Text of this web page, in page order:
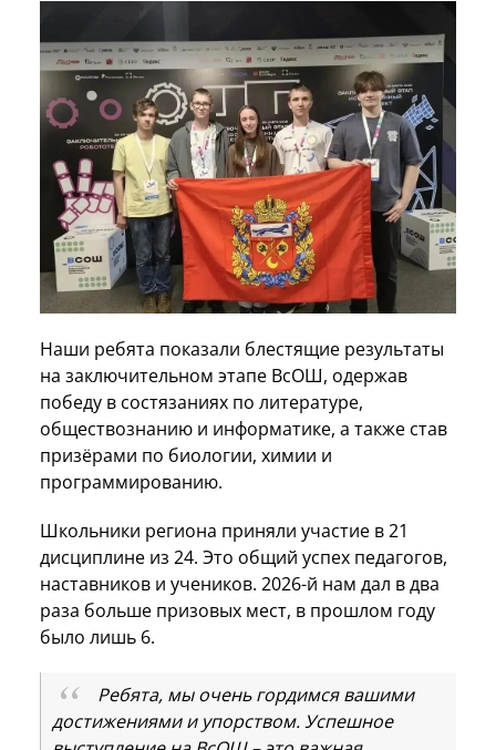
Наши ребята показали блестящие результаты
на заключительном этапе ВсОШ, одержав
победу в состязаниях по литературе,
обществознанию и информатике, а также став
призёрами по биологии, химии и
программированию.
Школьники региона приняли участие в 21
дисциплине из 24. Это общий успех педагогов,
наставников и учеников. 2026-й нам дал в два
раза больше призовых мест, в прошлом году
было лишь 6.
Ребята, мы очень гордимся вашими
достижениями и упорством. Успешное